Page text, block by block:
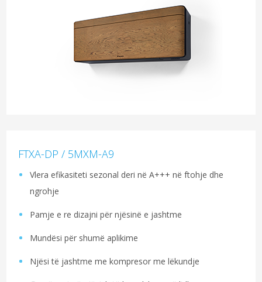
FTXA-DP / 5MXM-A9
Vlera efikasiteti sezonal deri në A+++ në ftohje dhe
ngrohje
Pamje e re dizajni për njësinë e jashtme
Mundësi për shumë aplikime
Njësi të jashtme me kompresor me lëkundje